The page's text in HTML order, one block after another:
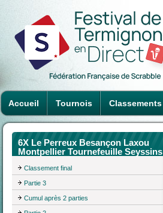
Accueil Tournois Classements
6X Le Perreux Besançon Laxou
Montpellier Tournefeuille Seyssins
Classement final
Partie 3
Cumul après 2 parties